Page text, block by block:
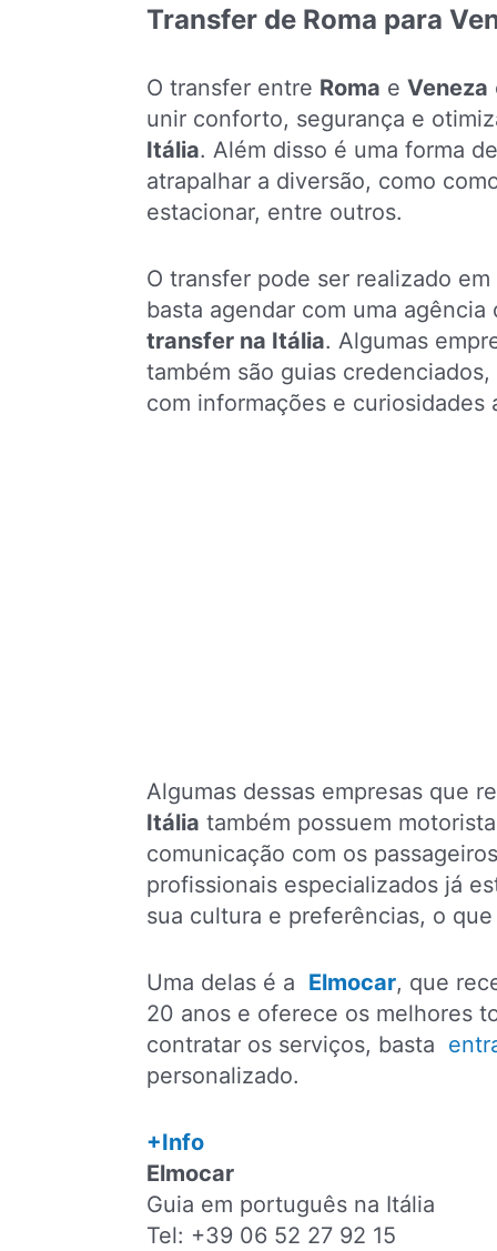
Transfer de Roma para
O transfer entre Roma e Veneza
unir conforto, segurança e
Itália. Além disso é uma forma
atrapalhar a diversão, como
estacionar, entre outros.
O transfer pode ser realizado
basta agendar com uma
transfer na Itália. Algumas
também são guias
com informações e curiosidades
Algumas dessas empresas que
Itália também possuem
comunicação com os
profissionais especializados já
sua cultura e preferências, o
Uma delas é a Elmocar, que
20 anos e oferece os melhores
contratar os serviços, basta
personalizado.
+Info
Elmocar
Guia em português na Itália
Tel: +39 06 52 27 92 15